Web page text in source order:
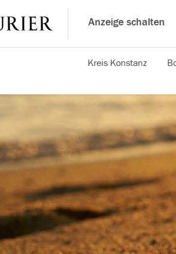
Anzeige schalten
Kreis Konstanz